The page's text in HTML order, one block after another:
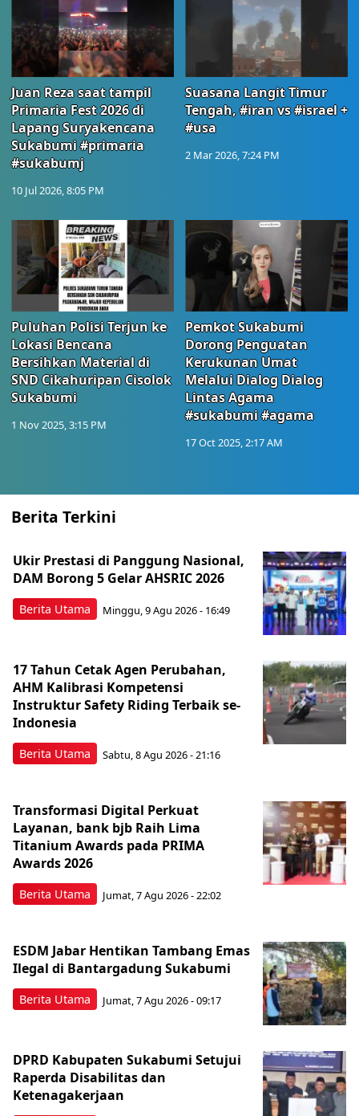
Juan Reza saat tampil
Primaria Fest 2026 di
Lapang Suryakencana
Sukabumi #primaria
#sukabumj
10 Jul 2026, 8:05 PM
Suasana Langit Timur
Tengah, #iran vs #israel +
#usa
2 Mar 2026, 7:24 PM
Puluhan Polisi Terjun ke
Lokasi Bencana
Bersihkan Material di
SND Cikahuripan Cisolok
Sukabumi
1 Nov 2025, 3:15 PM
Pemkot Sukabumi
Dorong Penguatan
Kerukunan Umat
Melalui Dialog Dialog
Lintas Agama
#sukabumi #agama
17 Oct 2025, 2:17 AM
Berita Terkini
Berita Utama
Ukir Prestasi di Panggung Nasional,
DAM Borong 5 Gelar AHSRIC 2026
Minggu, 9 Agu 2026 - 16:49
Berita Utama
17 Tahun Cetak Agen Perubahan,
AHM Kalibrasi Kompetensi
Instruktur Safety Riding Terbaik se-
Indonesia
Sabtu, 8 Agu 2026 - 21:16
Berita Utama
Transformasi Digital Perkuat
Layanan, bank bjb Raih Lima
Titanium Awards pada PRIMA
Awards 2026
Jumat, 7 Agu 2026 - 22:02
Berita Utama
ESDM Jabar Hentikan Tambang Emas
Ilegal di Bantargadung Sukabumi
Jumat, 7 Agu 2026 - 09:17
DPRD Kabupaten Sukabumi Setujui
Raperda Disabilitas dan
Ketenagakerjaan